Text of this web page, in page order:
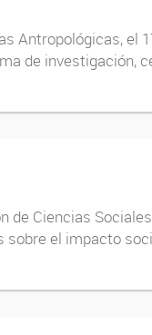
Antropológicas, el
de investigación,
Ciencias
el impacto